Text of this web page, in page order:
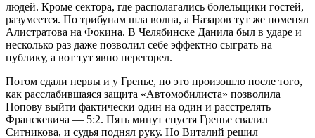
людей. Кроме сектора, где располагались болельщики гостей,
разумеется. По трибунам шла волна, а Назаров тут же поменял
Алистратова на Фокина. В Челябинске Данила был в ударе и
несколько раз даже позволил себе эффектно сыграть на
публику, а вот тут явно перегорел.
Потом сдали нервы и у Гренье, но это произошло после того,
как расслабившаяся защита «Автомобилиста» позволила
Попову выйти фактически один на один и расстрелять
Франскевича — 5:2. Пять минут спустя Гренье свалил
Ситникова, и судья поднял руку. Но Виталий решил